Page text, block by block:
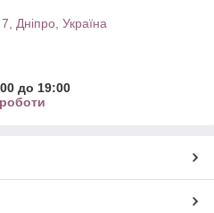
Дніпро, Україна
до 19:00